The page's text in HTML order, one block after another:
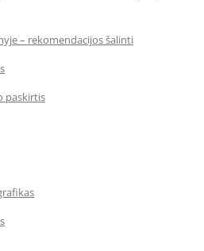
– rekomendacijos šalinti
paskirtis